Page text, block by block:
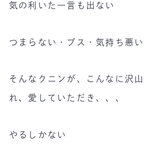
気の利いた一言も出ない
つまらない・ブス・気持ち悪い
そんなクニンが、こんなに沢
れ、愛していただき、、、
やるしかない